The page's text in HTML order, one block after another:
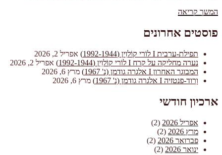
המשך קריאה"%s"
פוסטים אחרונים
תפילת-ערבית I לוֹרי קוֹלוִין (1992-1944)
אפריל 2, 2026
נערה מחליקה על קרח I לוֹרי קוֹלוִִין (1992-1944)
אפריל 2, 2026
המבוגר האחרון I אלגרה גודמן (נ' 1967)
מרץ 6, 2026
וָרוד-פנטזיה I אלגרה גודמן (נ' 1967)
מרץ 6, 2026
ארכיון חודשי
אפריל 2026
(2)
מרץ 2026
(2)
פברואר 2026
(2)
ינואר 2026
(2)